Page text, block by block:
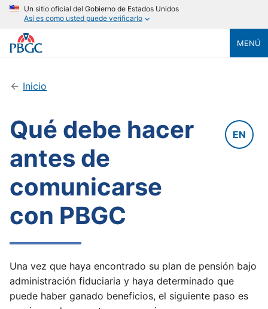
Un sitio oficial del Gobierno de Estados Unidos
Así es como usted puede verificarlo
MENÚ
Inicio
Qué debe hacer
antes de
comunicarse
con PBGC
EN
Una vez que haya encontrado su plan de pensión bajo
administración fiduciaria y haya determinado que
puede haber ganado beneficios, el siguiente paso es